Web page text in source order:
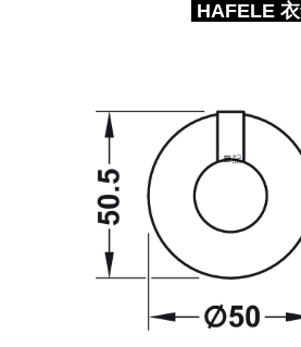
HAFELE